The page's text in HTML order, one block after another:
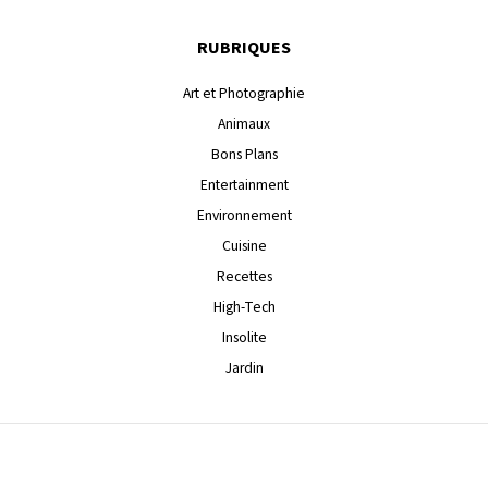
RUBRIQUES
Art et Photographie
Animaux
Bons Plans
Entertainment
Environnement
Cuisine
Recettes
High-Tech
Insolite
Jardin